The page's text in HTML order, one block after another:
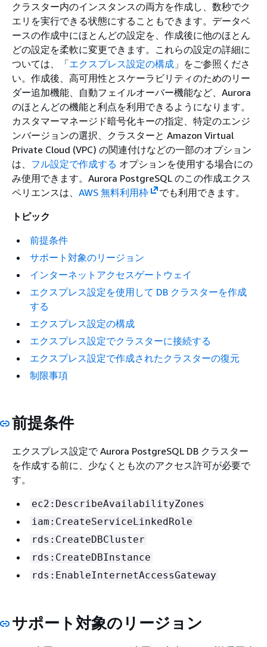
クラスター内のインスタンスの両方を作成し、数秒でク
エリを実行できる状態にすることもできます。データベ
ースの作成中にほとんどの設定を、作成後に他のほとん
どの設定を柔軟に変更できます。これらの設定の詳細に
ついては、「エクスプレス設定の構成 」をご参照くださ
い。作成後、高可用性とスケーラビリティのためのリー
ダー追加機能、自動フェイルオーバー機能など、Aurora
のほとんどの機能と利点を利用できるようになります。
カスタマーマネージド暗号化キーの指定、特定のエンジ
ンバージョンの選択、クラスターと Amazon Virtual
Private Cloud (VPC) の関連付けなどの一部のオプション
は、 フル設定で作成する オプションを使用する場合にの
み使用できます。Aurora PostgreSQL のこの作成エクス
ペリエンスは、 AWS 無料利用枠
でも利用できます。
トピック
前提条件
サポート対象のリージョン
インターネットアクセスゲートウェイ
エクスプレス設定を使用して DB クラスターを作成
する
エクスプレス設定の構成
エクスプレス設定でクラスターに接続する
エクスプレス設定で作成されたクラスターの復元
制限事項
前提条件
エクスプレス設定で Aurora PostgreSQL DB クラスター
を作成する前に、少なくとも次のアクセス許可が必要で
す。
ec2:DescribeAvailabilityZones
iam:CreateServiceLinkedRole
rds:CreateDBCluster
rds:CreateDBInstance
rds:EnableInternetAccessGateway
サポート対象のリージョン